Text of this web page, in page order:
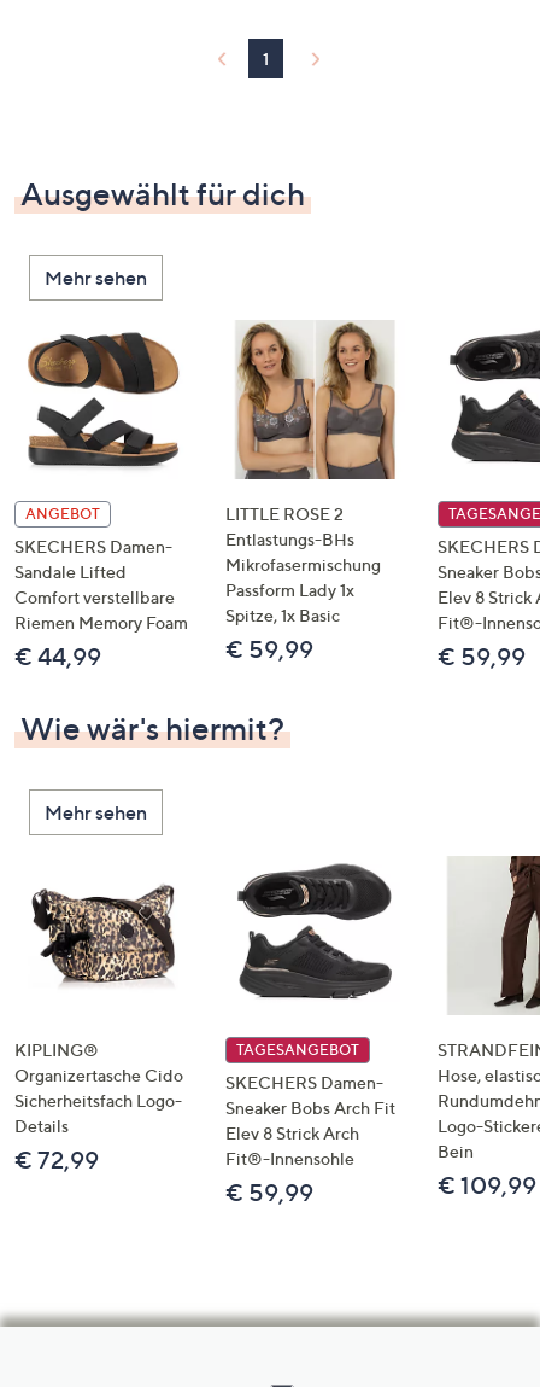
1
Ausgewählt für dich
Mehr sehen
ANGEBOT
SKECHERS Damen-
Sandale Lifted
Comfort verstellbare
Riemen Memory Foam
€ 44,99
LITTLE ROSE 2
Entlastungs-BHs
Mikrofasermischung
Passform Lady 1x
Spitze, 1x Basic
€ 59,99
SKECHERS
Sneaker
Elev 8 Strick
Fit®-
€ 59,99
Wie wär's hiermit?
Mehr sehen
KIPLING®
Organizertasche Cido
Sicherheitsfach Logo-
Details
€ 72,99
TAGESANGEBOT
SKECHERS Damen-
Sneaker Bobs Arch Fit
Elev 8 Strick Arch
Fit®-Innensohle
€ 59,99
Hose,
Logo-
Bein
€ 109,99